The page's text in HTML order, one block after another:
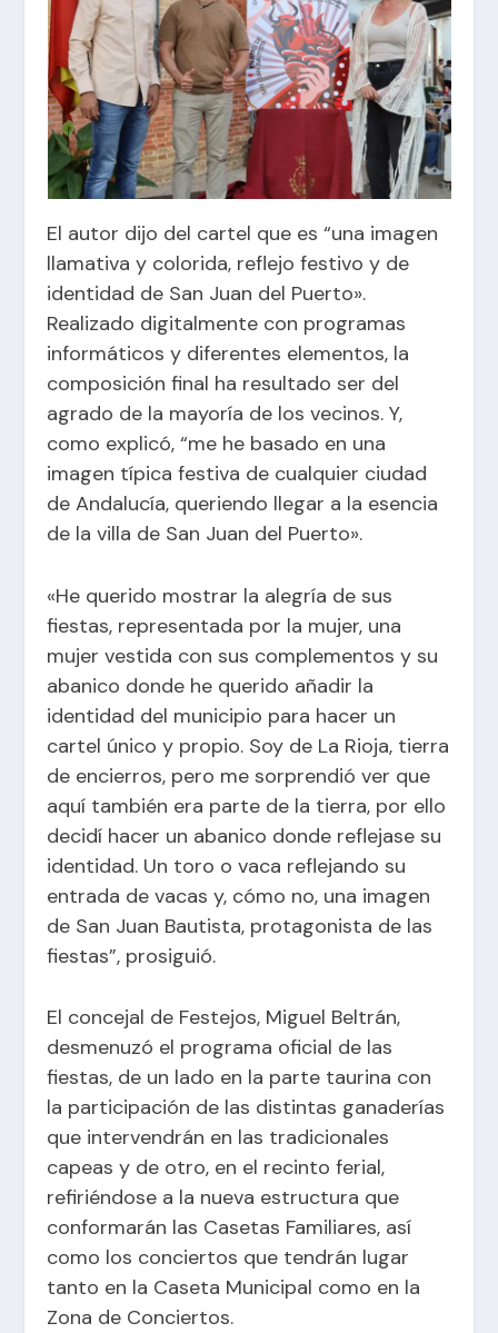
El autor dijo del cartel que es “una imagen
llamativa y colorida, reflejo festivo y de
identidad de San Juan del Puerto».
Realizado digitalmente con programas
informáticos y diferentes elementos, la
composición final ha resultado ser del
agrado de la mayoría de los vecinos. Y,
como explicó, “me he basado en una
imagen típica festiva de cualquier ciudad
de Andalucía, queriendo llegar a la esencia
de la villa de San Juan del Puerto».
«He querido mostrar la alegría de sus
fiestas, representada por la mujer, una
mujer vestida con sus complementos y su
abanico donde he querido añadir la
identidad del municipio para hacer un
cartel único y propio. Soy de La Rioja, tierra
de encierros, pero me sorprendió ver que
aquí también era parte de la tierra, por ello
decidí hacer un abanico donde reflejase su
identidad. Un toro o vaca reflejando su
entrada de vacas y, cómo no, una imagen
de San Juan Bautista, protagonista de las
fiestas”, prosiguió.
El concejal de Festejos, Miguel Beltrán,
desmenuzó el programa oficial de las
fiestas, de un lado en la parte taurina con
la participación de las distintas ganaderías
que intervendrán en las tradicionales
capeas y de otro, en el recinto ferial,
refiriéndose a la nueva estructura que
conformarán las Casetas Familiares, así
como los conciertos que tendrán lugar
tanto en la Caseta Municipal como en la
Zona de Conciertos.